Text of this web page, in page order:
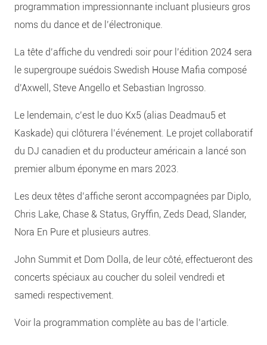
programmation impressionnante incluant plusieurs gros
noms du dance et de l’électronique.
La tête d’affiche du vendredi soir pour l’édition 2024 sera
le supergroupe suédois Swedish House Mafia composé
d’Axwell, Steve Angello et Sebastian Ingrosso.
Le lendemain, c’est le duo Kx5 (alias Deadmau5 et
Kaskade) qui clôturera l’événement. Le projet collaboratif
du DJ canadien et du producteur américain a lancé son
premier album éponyme en mars 2023.
Les deux têtes d’affiche seront accompagnées par Diplo,
Chris Lake, Chase & Status, Gryffin, Zeds Dead, Slander,
Nora En Pure et plusieurs autres.
John Summit et Dom Dolla, de leur côté, effectueront des
concerts spéciaux au coucher du soleil vendredi et
samedi respectivement.
Voir la programmation complète au bas de l’article.